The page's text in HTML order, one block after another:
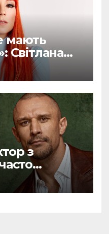
мають
Світлана
написати
з